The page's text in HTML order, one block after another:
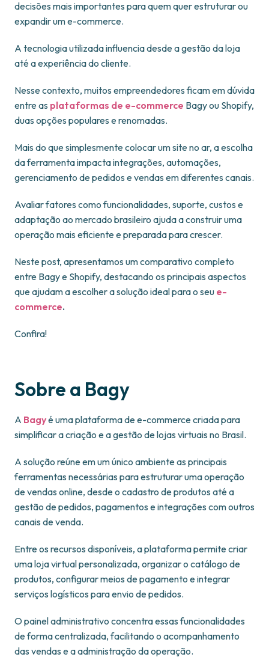
decisões mais importantes para quem quer estruturar ou
expandir um e-commerce.
A tecnologia utilizada influencia desde a gestão da loja
até a experiência do cliente.
Nesse contexto, muitos empreendedores ficam em dúvida
entre as plataformas de e-commerce Bagy ou Shopify,
duas opções populares e renomadas.
Mais do que simplesmente colocar um site no ar, a escolha
da ferramenta impacta integrações, automações,
gerenciamento de pedidos e vendas em diferentes canais.
Avaliar fatores como funcionalidades, suporte, custos e
adaptação ao mercado brasileiro ajuda a construir uma
operação mais eficiente e preparada para crescer.
Neste post, apresentamos um comparativo completo
entre Bagy e Shopify, destacando os principais aspectos
que ajudam a escolher a solução ideal para o seu e-
commerce.
Confira!
Sobre a Bagy
A Bagyé uma plataforma de e-commerce criada para
simplificar a criação e a gestão de lojas virtuais no Brasil.
A solução reúne em um único ambiente as principais
ferramentas necessárias para estruturar uma operação
de vendas online, desde o cadastro de produtos até a
gestão de pedidos, pagamentos e integrações com outros
canais de venda.
Entre os recursos disponíveis, a plataforma permite criar
uma loja virtual personalizada, organizar o catálogo de
produtos, configurar meios de pagamento e integrar
serviços logísticos para envio de pedidos.
O painel administrativo concentra essas funcionalidades
de forma centralizada, facilitando o acompanhamento
das vendas e a administração da operação.